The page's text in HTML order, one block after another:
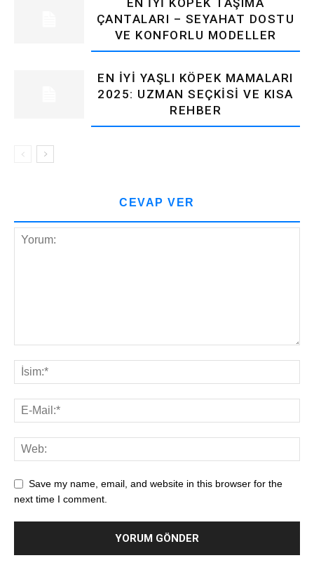
EN İYI KÖPEK TAŞIMA
ÇANTALARI – SEYAHAT DOSTU
VE KONFORLU MODELLER
EN İYI YAŞLI KÖPEK MAMALARI
2025: UZMAN SEÇKISI VE KISA
REHBER
CEVAP VER
Save my name, email, and website in this browser for the
next time I comment.